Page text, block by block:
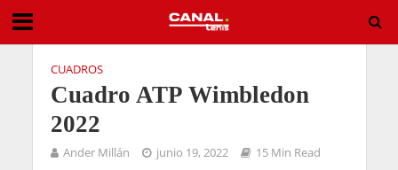
CUADROS
Cuadro ATP Wimbledon
2022
Ander Millán junio 19, 2022 15 Min Read